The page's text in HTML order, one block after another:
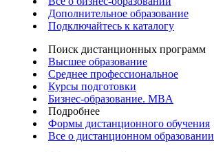
Дополнительное образование
Подключайтесь к каталогу
Поиск дистанционных программ
Высшее образование
Среднее профессиональное
Курсы подготовки
Бизнес-образование. MBA
Подробнее
Формы дистанционного обучения
Все о дистанционном образовании